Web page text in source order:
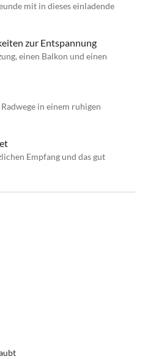
mit in dieses einladende
zur Entspannung
einen Balkon und einen
in einem ruhigen
Empfang und das gut